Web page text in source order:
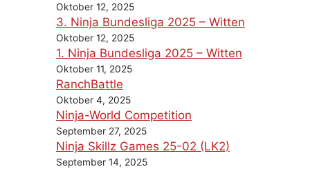
Oktober 12, 2025
3. Ninja Bundesliga 2025 – Witten
Oktober 12, 2025
1. Ninja Bundesliga 2025 – Witten
Oktober 11, 2025
RanchBattle
Oktober 4, 2025
Ninja-World Competition
September 27, 2025
Ninja Skillz Games 25-02 (LK2)
September 14, 2025